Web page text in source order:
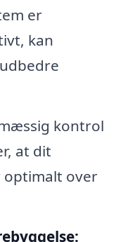
er
kan
kontrol
at dit
over